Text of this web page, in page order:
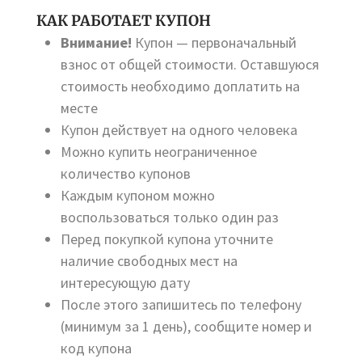
КАК РАБОТАЕТ КУПОН
Внимание! Купон — первоначальный
взнос от общей стоимости. Оставшуюся
стоимость необходимо доплатить на
месте
Купон действует на одного человека
Можно купить неограниченное
количество купонов
Каждым купоном можно
воспользоваться только один раз
Перед покупкой купона уточните
наличие свободных мест на
интересующую дату
После этого запишитесь по телефону
(минимум за 1 день), сообщите номер и
код купона